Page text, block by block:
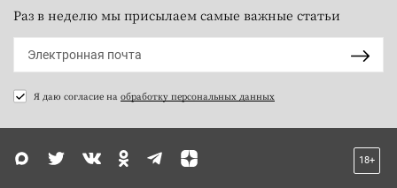
Раз в неделю мы присылаем самые важные статьи
Я даю согласие на обработку персональных данных
18+